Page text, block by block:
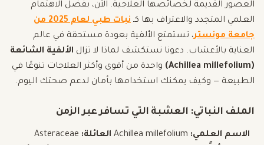
العصور القديمة لخصائصها العلاجية. الآن، بفضل الاهتمام
العلمي المتجدد والاعتراف بها كـ
نبات طبي لعام 2025 من
جامعة مونستر، تستمتع الألفية بعودة مستحقة في عالم
العناية بالأعشاب. دعونا نستكشف لماذا لا تزال الألفية الشائعة
(Achillea millefolium)
واحدة من أقوى وأكثر العلاجات تنوعًا في
الطبيعة — وكيف يمكنك استخدامها بأمان لدعم صحتك اليوم.
الملف النباتي: العشبة التي تسافر عبر الزمن
الاسم العلمي: العائلة: